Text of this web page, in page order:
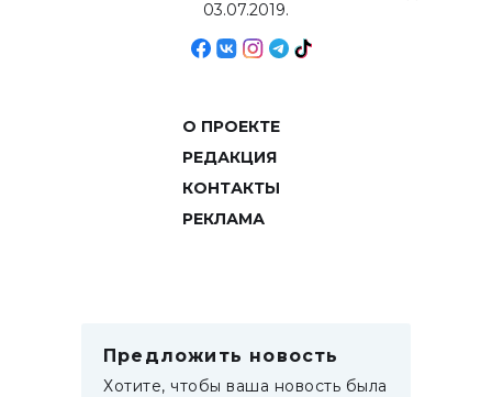
03.07.2019.
О ПРОЕКТЕ
РЕДАКЦИЯ
КОНТАКТЫ
РЕКЛАМА
Предложить новость
Хотите, чтобы ваша новость была